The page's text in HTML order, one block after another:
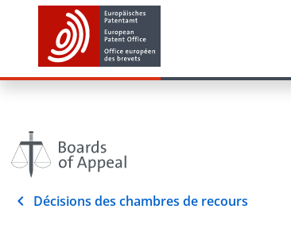
Décisions des chambres de recours